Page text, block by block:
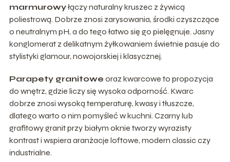
marmurowyłączy naturalny kruszec z żywicą
poliestrową. Dobrze znosi zarysowania, środki czyszczące
o neutralnym pH, a do tego łatwo się go pielęgnuje. Jasny
konglomerat z delikatnym żyłkowaniem świetnie pasuje do
stylistyki glamour, nowojorskiej i klasycznej.
Parapety granitowe oraz kwarcowe to propozycja
do wnętrz, gdzie liczy się wysoka odporność. Kwarc
dobrze znosi wysoką temperaturę, kwasy i tłuszcze,
dlatego warto o nim pomyśleć w kuchni. Czarny lub
grafitowy granit przy białym oknie tworzy wyrazisty
kontrast i wspiera aranżacje loftowe, modern classic czy
industrialne.